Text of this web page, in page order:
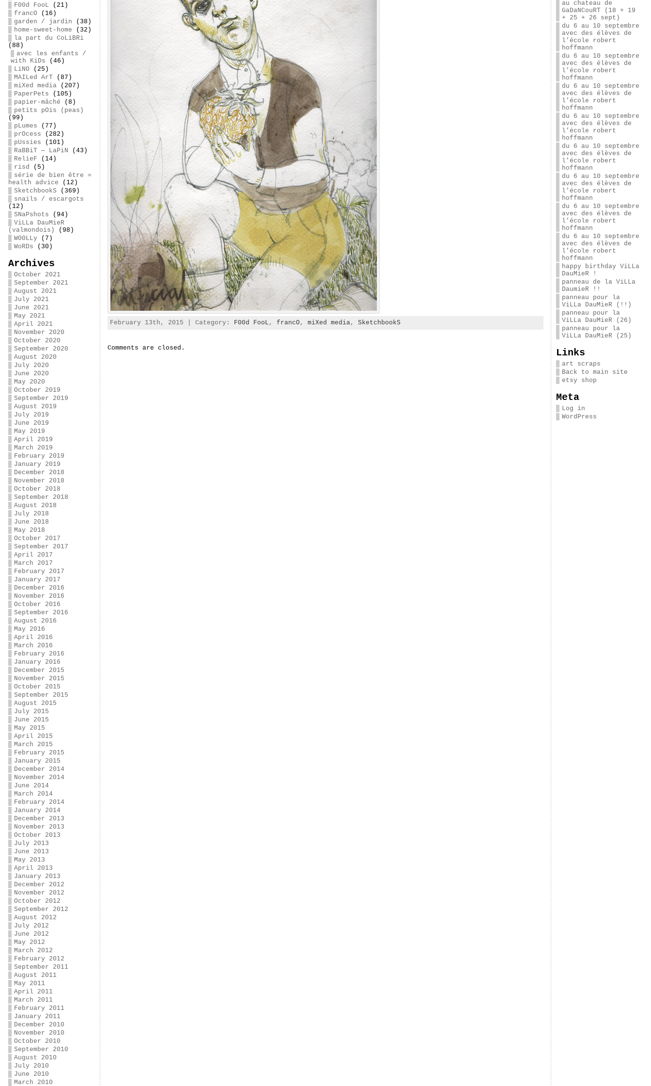
F00d FooL (21)
francO (16)
garden / jardin (38)
home-sweet-home (32)
la part du CoLiBRi
(88)
avec les enfants /
with KiDs (46)
LiNO (25)
MAILed ArT(87)
miXed media(207)
PaperPets (105)
papier-mâché (8)
petits pOis (peas)
(99)
pLumes (77)
prOcess (282)
pUssies (101)
RaBBiT — LaPiN (43)
RelieF (14)
risd (5)
série de bien être =
health advice (12)
SketchbookS (369)
snails / escargots
(12)
SNaPshots (94)
ViLLa DauMieR
(valmondois)
(98)
W00LLy(7)
WoRDs (30)
Archives
October 2021
September 2021
August 2021
July 2021
June 2021
May 2021
April 2021
November 2020
October 2020
September 2020
August 2020
July 2020
June 2020
May 2020
October 2019
September 2019
August 2019
July 2019
June 2019
May 2019
April 2019
March 2019
February 2019
January 2019
December 2018
November 2018
October 2018
September 2018
August 2018
July 2018
June 2018
May 2018
October 2017
September 2017
April 2017
March 2017
February 2017
January 2017
December 2016
November 2016
October 2016
September 2016
August 2016
May 2016
April 2016
March 2016
February 2016
January 2016
December 2015
November 2015
October 2015
September 2015
August 2015
July 2015
June 2015
May 2015
April 2015
March 2015
February 2015
January 2015
December 2014
November 2014
June 2014
March 2014
February 2014
January 2014
December 2013
November 2013
October 2013
July 2013
June 2013
May 2013
April 2013
January 2013
December 2012
November 2012
October 2012
September 2012
August 2012
July 2012
June 2012
May 2012
March 2012
February 2012
September 2011
August 2011
May 2011
April 2011
March 2011
February 2011
January 2011
December 2010
November 2010
October 2010
September 2010
August 2010
July 2010
June 2010
March 2010
February 13th, 2015 | Category: F00d FooL , francO , miXed media, SketchbookS
Comments are closed.
au chateau de
GaDaNCouRT (18 + 19
+ 25 + 26 sept)
du 6 au 10 septembre
avec des élèves de
l’école robert
hoffmann
du 6 au 10 septembre
avec des élèves de
l’école robert
hoffmann
du 6 au 10 septembre
avec des élèves de
l’école robert
hoffmann
du 6 au 10 septembre
avec des élèves de
l’école robert
hoffmann
du 6 au 10 septembre
avec des élèves de
l’école robert
hoffmann
du 6 au 10 septembre
avec des élèves de
l’école robert
hoffmann
du 6 au 10 septembre
avec des élèves de
l’école robert
hoffmann
du 6 au 10 septembre
avec des élèves de
l’école robert
hoffmann
happy birthday ViLLa
DauMieR !
panneau de la ViLLa
DaumieR !!
panneau pour la
ViLLa DauMieR (!!)
panneau pour la
ViLLa DauMieR (26)
panneau pour la
ViLLa DauMieR (25)
Links
art scraps
Back to main site
etsy shop
Meta
Log in
WordPress